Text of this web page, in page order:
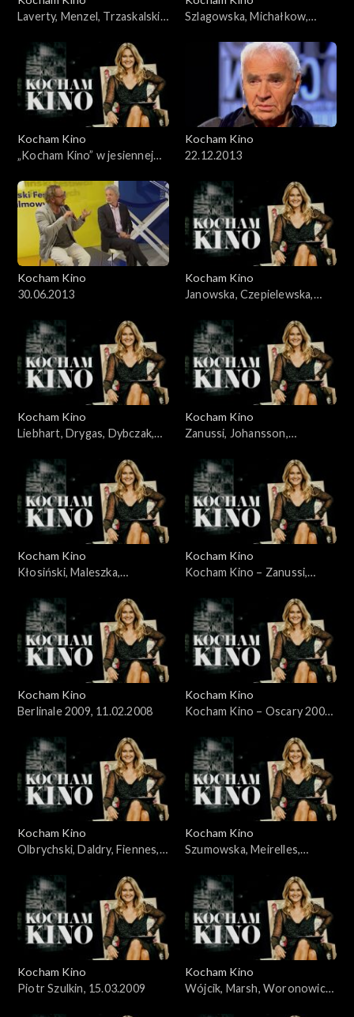
Laverty, Menzel, Trzaskalski,
Szlagowska, Michałkow,
Kocham Kino
„Kocham Kino” w jesiennej
Kocham Kino
22.12.2013
Kocham Kino
30.06.2013
Kocham Kino
Janowska, Czepielewska,
22.06.2008
Kocham Kino
Liebhart, Drygas, Dybczak,
Kocham Kino
Zanussi, Johansson,
10.06.2008
Kocham Kino
Kłosiński, Maleszka,
08.01.2008
Kocham Kino
Kocham Kino – Zanussi,
Kocham Kino
Berlinale 2009, 11.02.2008
Kocham Kino
Kocham Kino – Oscary 2009,
24.02.2008
Kocham Kino
Olbrychski, Daldry, Fiennes,
Kocham Kino
Szumowska, Meirelles,
Kocham Kino
Piotr Szulkin, 15.03.2009
Kocham Kino
Wójcik, Marsh, Woronowicz,